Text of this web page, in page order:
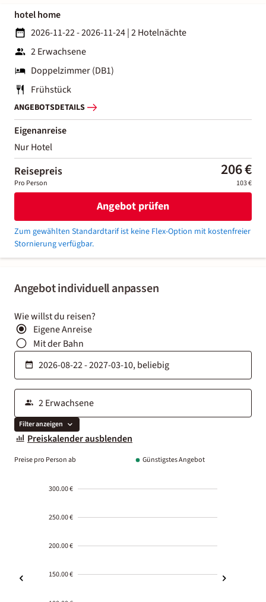
Angebot individuell anpassen
Wie willst du reisen?
Eigene Anreise
Mit der Bahn
Filter anzeigen
Preiskalender ausblenden
Preise pro Person ab Günstigstes Angebot
300.00 €
250.00 €
200.00 €
150.00 €
hotel home
2026-11-22 - 2026-11-24|2 Hotelnächte
2 Erwachsene
Doppelzimmer (DB1)
Frühstück
ANGEBOTSDETAILS
Eigenanreise
Nur Hotel
Reisepreis 206 €
Pro Person 103 €
Angebot prüfen
Zum gewählten Standardtarif ist keine Flex-Option mit kostenfreier
Stornierung verfügbar.